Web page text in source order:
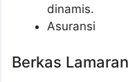
dinamis.
Asuransi
Berkas Lamaran